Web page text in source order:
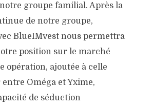
notre groupe familial. Après la
de notre groupe,
BlueIMvest nous permettra
position sur le marché
opération, ajoutée à celle
Oméga et Yxime,
de séduction